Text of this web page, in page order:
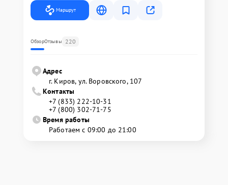
Маршрут
ОбзорОтзывы 220
Адрес
г. Киров, ул. Воровского, 107
Контакты
+7 (833) 222-10-31
+7 (800) 302-71-75
Время работы
Работаем с 09:00 до 21:00